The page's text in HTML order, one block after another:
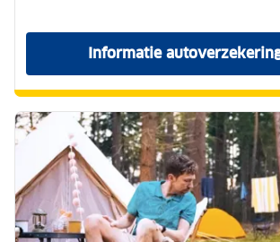
Informatie bekijken.